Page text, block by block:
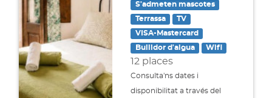
S'admeten mascotes
Terrassa
TV
VISA-Mastercard
Bullidor d'aigua
Wifi
12 places
Consulta'ns dates i
disponibilitat a través del